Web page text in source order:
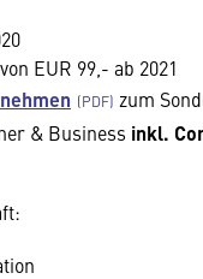
EUR 99,- ab 2021
zum
& Business inkl.